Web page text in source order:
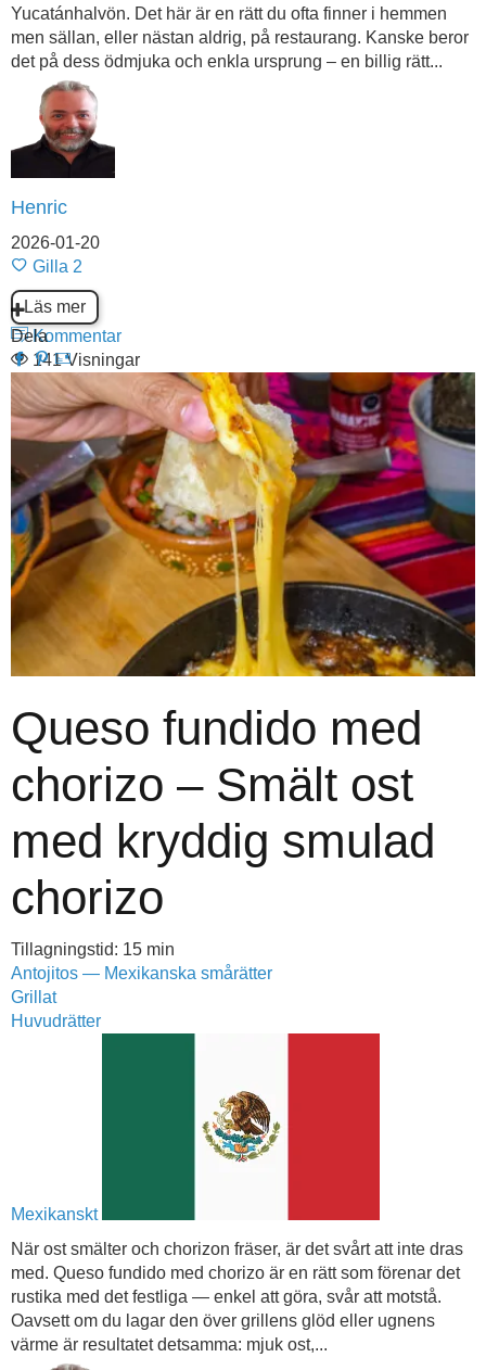
Yucatánhalvön. Det här är en rätt du ofta finner i hemmen
men sällan, eller nästan aldrig, på restaurang. Kanske beror
det på dess ödmjuka och enkla ursprung – en billig rätt...
Henric
2026-01-20
Gilla 2
Läs mer
Kommentar
141 Visningar
Dela
Queso fundido med
chorizo – Smält ost
med kryddig smulad
chorizo
Tillagningstid: 15 min
Antojitos — Mexikanska smårätter
Grillat
Huvudrätter
Mexikanskt
När ost smälter och chorizon fräser, är det svårt att inte dras
med. Queso fundido med chorizo är en rätt som förenar det
rustika med det festliga — enkel att göra, svår att motstå.
Oavsett om du lagar den över grillens glöd eller ugnens
värme är resultatet detsamma: mjuk ost,...